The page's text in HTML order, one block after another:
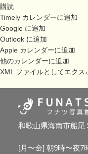
購読
Timely カレンダーに追加
Google に追加
Outlook に追加
Apple カレンダーに追加
他のカレンダーに追加
XML ファイルとしてエクス
和歌山県海南市船尾
[月〜金] 朝9時〜夜7